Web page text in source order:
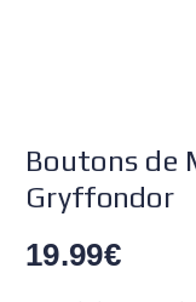
Boutons de
Gryffondor
19.99€